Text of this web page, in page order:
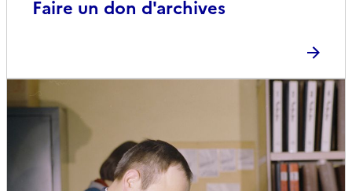
Faire un don d'archives